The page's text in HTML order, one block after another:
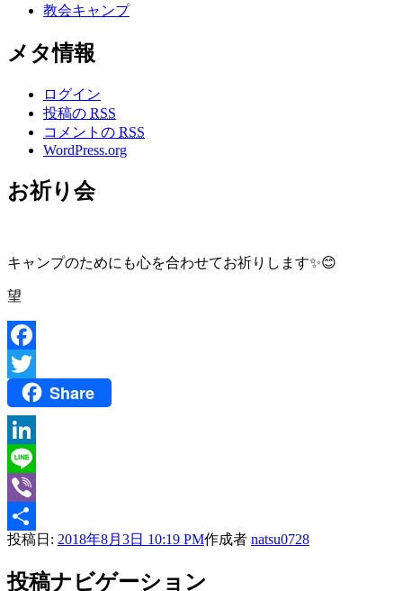
教会キャンプ
メタ情報
ログイン
投稿の RSS
コメントの RSS
WordPress.org
お祈り会
キャンプのためにも心を合わせてお祈りします✨😊
望
Facebook
Twitter Share
LinkedIn
Line
Viber
共
有
投稿日: 2018年8月3日 10:19 PM作成者 natsu0728
投稿ナビゲーション